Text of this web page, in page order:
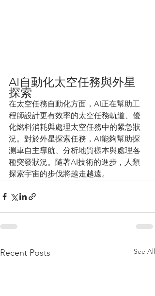
AI自動化太空任務與外星
探索
在太空任務自動化方面，AI正在幫助工
程師設計更有效率的太空任務軌道、優
化燃料消耗與處理太空任務中的紧急狀
況。對於外星探索任務，AI能夠幫助探
测車自主導航、分析地質樣本與處理各
種突發狀況。隨著AI技術的進步，人類
探索宇宙的步伐將越走越遠。
Recent Posts See All